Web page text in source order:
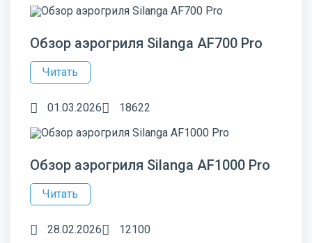
Обзор аэрогриля Silanga AF700 Pro
Читать
01.03.2026 18622
Обзор аэрогриля Silanga AF1000 Pro
Читать
28.02.2026 12100